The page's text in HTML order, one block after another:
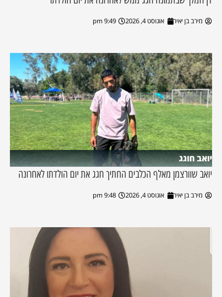
מירב בן יאיר אוגוסט 4, 2026 9:49 pm
יואב חוגג
יואב שוורצמן מאלף הכלבים החתיך חגג את יום הולדתו לאחרונה
מירב בן יאיר אוגוסט 4, 2026 9:48 pm